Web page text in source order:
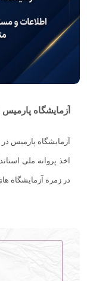
آزمایشگاه
در زمره آزمایشگاه‌